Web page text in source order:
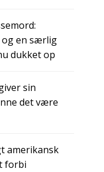
og en særlig
dukket op
sin
det være
amerikansk
forbi